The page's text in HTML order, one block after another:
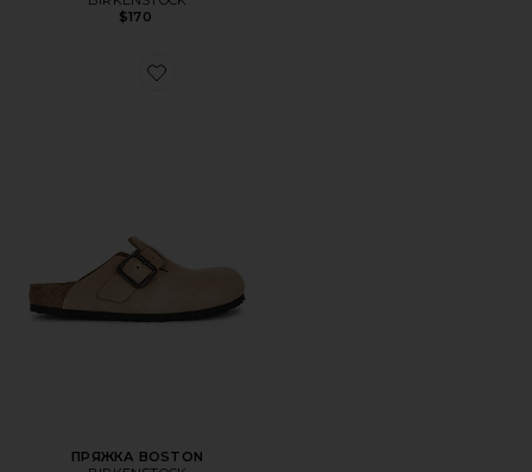
$170
Favorite ПРЯЖКА BOSTON
ПРЯЖКА BOSTON